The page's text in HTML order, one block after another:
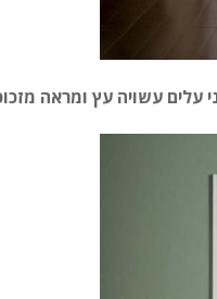
עשויה עץ ומראה